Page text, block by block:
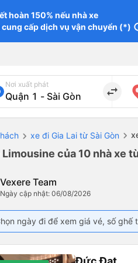
hoàn 150% nếu nhà xe
cấp dịch vụ vận chuyển (*)
Nơi xuất phát
import_export
xe đi Gia Lai từ Sài Gòn
Limousine của 10 nhà xe
Vexere Team
Ngày cập nhật: 06/08/2026
ngày đi để xem giá vé, số